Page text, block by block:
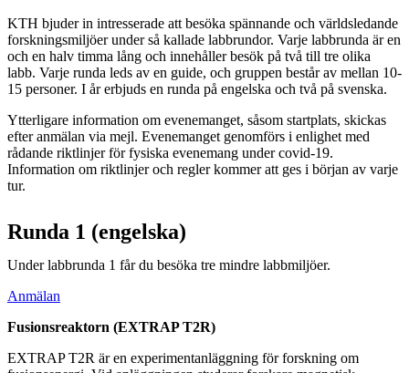
KTH bjuder in intresserade att besöka spännande och världsledande
forskningsmiljöer under så kallade labbrundor. Varje labbrunda är en
och en halv timma lång och innehåller besök på två till tre olika
labb. Varje runda leds av en guide, och gruppen består av mellan 10-
15 personer. I år erbjuds en runda på engelska och två på svenska.
Ytterligare information om evenemanget, såsom startplats, skickas
efter anmälan via mejl. Evenemanget genomförs i enlighet med
rådande riktlinjer för fysiska evenemang under covid-19.
Information om riktlinjer och regler kommer att ges i början av varje
tur.
Runda 1 (engelska)
Under labbrunda 1 får du besöka tre mindre labbmiljöer.
Anmälan
Fusionsreaktorn (EXTRAP T2R)
EXTRAP T2R är en experimentanläggning för forskning om